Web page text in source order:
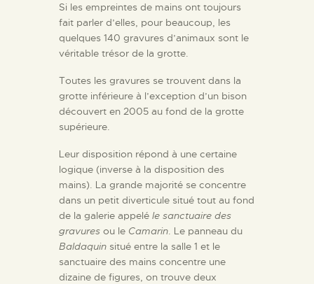
Si les empreintes de mains ont toujours
fait parler d’elles, pour beaucoup, les
quelques 140 gravures d’animaux sont le
véritable trésor de la grotte.
Toutes les gravures se trouvent dans la
grotte inférieure à l’exception d’un bison
découvert en 2005 au fond de la grotte
supérieure.
Leur disposition répond à une certaine
logique (inverse à la disposition des
mains). La grande majorité se concentre
dans un petit diverticule situé tout au fond
de la galerie appelé le sanctuaire des
gravures ou le Camarin. Le panneau du
Baldaquin situé entre la salle 1 et le
sanctuaire des mains concentre une
dizaine de figures, on trouve deux